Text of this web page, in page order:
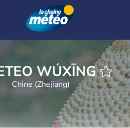
METEO WÚXĪNG
Chine (Zhejiang)